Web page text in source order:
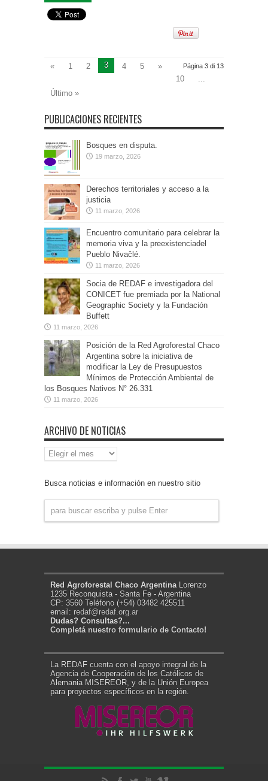
Página 3 di 13
« 1 2 3 4 5
»
10
Último »
PUBLICACIONES RECIENTES
Bosques en disputa.
19 marzo, 2026
Derechos territoriales y acceso a la
justicia
11 marzo, 2026
Encuentro comunitario para celebrar la
memoria viva y la preexistenciadel
Pueblo Nivaĉlé.
11 marzo, 2026
Socia de REDAF e investigadora del
CONICET fue premiada por la National
Geographic Society y la Fundación
Buffett
11 marzo, 2026
Posición de la Red Agroforestal Chaco
Argentina sobre la iniciativa de
modificar la Ley de Presupuestos
Mínimos de Protección Ambiental de
los Bosques Nativos N° 26.331
11 marzo, 2026
ARCHIVO DE NOTICIAS
Archivo
de
Busca noticias e información en nuestro sitio
Red Agroforestal Chaco Argentina Lorenzo
1235 Reconquista - Santa Fe - Argentina
CP: 3560 Teléfono (+54) 03482 425511
email: redaf@redaf.org.ar
Dudas? Consultas?...
Completá nuestro formulario de Contacto!
La REDAF cuenta con el apoyo integral de la
Agencia de Cooperación de los Católicos de
Alemania MISEREOR, y de la Unión Europea
para proyectos específicos en la región.